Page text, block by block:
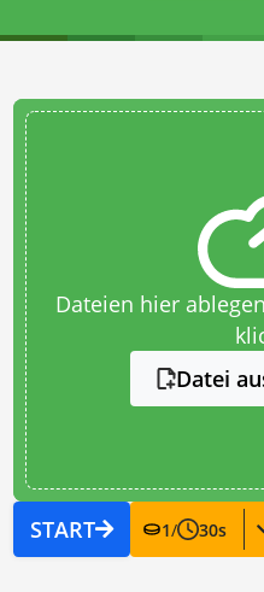
Dateien hier
Datei
START 1/ 30s